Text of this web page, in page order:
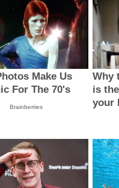
Make Us
For The 70's
Brainberries
Why
is
your